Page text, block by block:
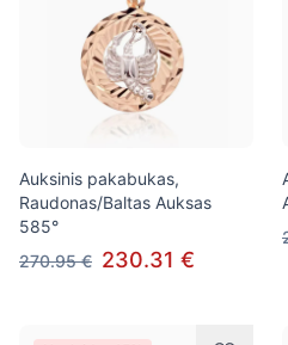
Auksinis pakabukas,
Raudonas/Baltas Auksas
585°
270.95 € 230.31 €